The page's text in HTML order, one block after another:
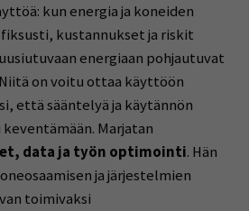
kun energia ja koneiden
kustannukset ja riskit
energiaan pohjautuvat
on voitu ottaa käyttöön
että sääntelyä ja käytännön
Marjatan
data ja työn optimointi. Hän
ja järjestelmien
toimivaksi